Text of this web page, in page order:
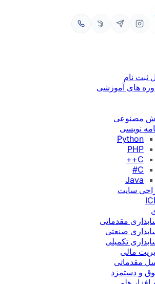
ثبت نام
های آموزشی
مصنوعی
نویسی
Python
PHP
C++
C#
Java
سایت
مقدماتی
صنعتی
تکمیلی
مالی
مقدماتی
و دستمزد